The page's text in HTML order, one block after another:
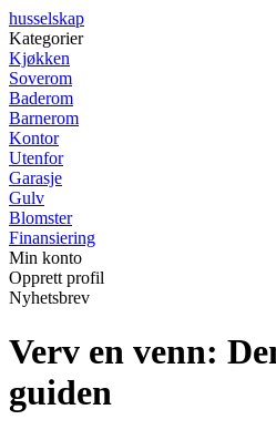
husselskap
Kategorier
Kjøkken
Soverom
Baderom
Barnerom
Kontor
Utenfor
Garasje
Gulv
Blomster
Finansiering
Min konto
Opprett profil
Nyhetsbrev
Verv en venn:
guiden